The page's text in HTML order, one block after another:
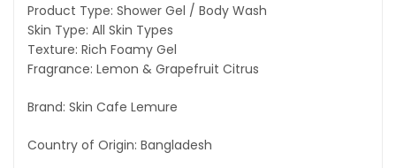
Product Type: Shower Gel / Body Wash
Skin Type: All Skin Types
Texture: Rich Foamy Gel
Fragrance: Lemon & Grapefruit Citrus
Brand: Skin Cafe Lemure
Country of Origin: Bangladesh